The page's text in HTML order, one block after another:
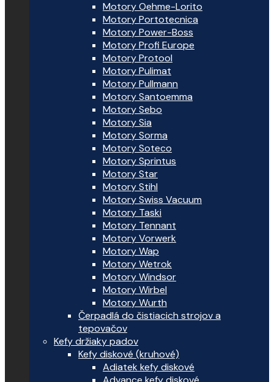
Motory Oehme-Lorito
Motory Portotecnica
Motory Power-Boss
Motory Profi Europe
Motory Protool
Motory Pulimat
Motory Pullmann
Motory Santoemma
Motory Sebo
Motory Sia
Motory Sorma
Motory Soteco
Motory Sprintus
Motory Star
Motory Stihl
Motory Swiss Vacuum
Motory Taski
Motory Tennant
Motory Vorwerk
Motory Wap
Motory Wetrok
Motory Windsor
Motory Wirbel
Motory Wurth
Čerpadlá do čistiacich strojov a
tepovačov
Kefy držiaky padov
Kefy diskové (kruhové)
Adiatek kefy diskové